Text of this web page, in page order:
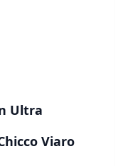
Ultra
Viaro